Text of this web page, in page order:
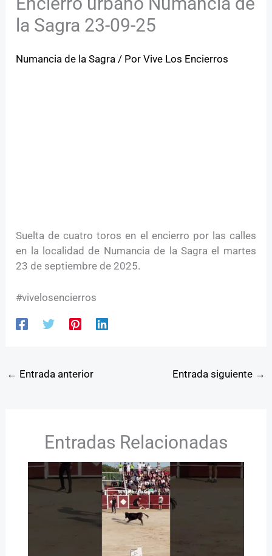
la Sagra 23-09-25
Numancia de la Sagra / PorVive Los Encierros
Suelta de cuatro toros en el encierro por las calles
en la localidad de Numancia de la Sagra el martes
23 de septiembre de 2025.
#vivelosencierros
← Entrada anterior Entrada siguiente →
Entradas Relacionadas